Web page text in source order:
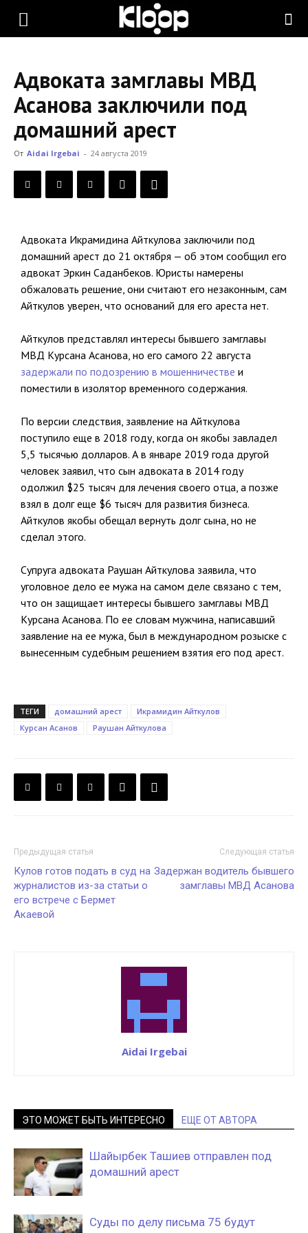
KLOOP.KG
Новости
Кыргызстана
Адвоката замглавы МВД
Асанова заключили под
домашний арест
От Aidai Irgebai - 24 августа 2019
Адвоката Икрамидина Айткулова заключили под
домашний арест до 21 октября — об этом сообщил его
адвокат Эркин Саданбеков. Юристы намерены
обжаловать решение, они считают его незаконным, сам
Айткулов уверен, что оснований для его ареста нет.
Айткулов представлял интересы бывшего замглавы
МВД Курсана Асанова, но его самого 22 августа
задержали по подозрению в мошенничестве и
поместили в изолятор временного содержания.
По версии следствия, заявление на Айткулова
поступило еще в 2018 году, когда он якобы завладел
5,5 тысячью долларов. А в январе 2019 года другой
человек заявил, что сын адвоката в 2014 году
одолжил $25 тысяч для лечения своего отца, а позже
взял в долг еще $6 тысяч для развития бизнеса.
Айткулов якобы обещал вернуть долг сына, но не
сделал этого.
Супруга адвоката Раушан Айткулова заявила, что
уголовное дело ее мужа на самом деле связано с тем,
что он защищает интересы бывшего замглавы МВД
Курсана Асанова. По ее словам мужчина, написавший
заявление на ее мужа, был в международном розыске с
вынесенным судебным решением взятия его под арест.
ТЕГИ домашний арест
Икрамидин Айткулов
Курсан Асанов
Раушан Айткулова
Предыдущая статья
Кулов готов подать в суд на
журналистов из-за статьи о
его встрече с Бермет
Акаевой
Следующая статья
Задержан водитель бывшего
замглавы МВД Асанова
Aidai Irgebai
ЭТО МОЖЕТ БЫТЬ ИНТЕРЕСНО ЕЩЕ ОТ АВТОРА
Шайырбек Ташиев отправлен под
домашний арест
Суды по делу письма 75 будут